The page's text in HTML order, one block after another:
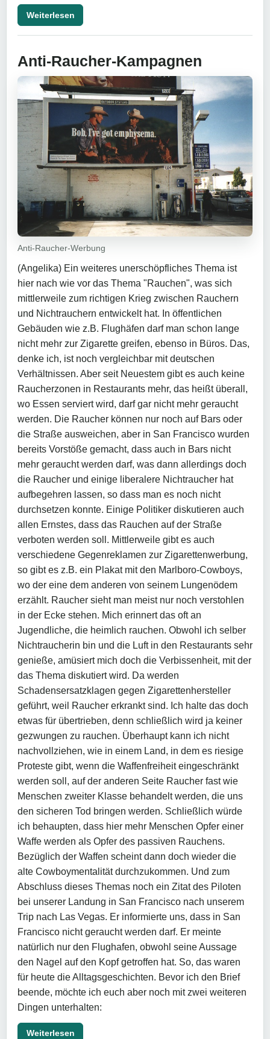
Weiterlesen
Anti-Raucher-Kampagnen
Anti-Raucher-Werbung
(Angelika) Ein weiteres unerschöpfliches Thema ist
hier nach wie vor das Thema "Rauchen", was sich
mittlerweile zum richtigen Krieg zwischen Rauchern
und Nichtrauchern entwickelt hat. In öffentlichen
Gebäuden wie z.B. Flughäfen darf man schon lange
nicht mehr zur Zigarette greifen, ebenso in Büros. Das,
denke ich, ist noch vergleichbar mit deutschen
Verhältnissen. Aber seit Neuestem gibt es auch keine
Raucherzonen in Restaurants mehr, das heißt überall,
wo Essen serviert wird, darf gar nicht mehr geraucht
werden. Die Raucher können nur noch auf Bars oder
die Straße ausweichen, aber in San Francisco wurden
bereits Vorstöße gemacht, dass auch in Bars nicht
mehr geraucht werden darf, was dann allerdings doch
die Raucher und einige liberalere Nichtraucher hat
aufbegehren lassen, so dass man es noch nicht
durchsetzen konnte. Einige Politiker diskutieren auch
allen Ernstes, dass das Rauchen auf der Straße
verboten werden soll. Mittlerweile gibt es auch
verschiedene Gegenreklamen zur Zigarettenwerbung,
so gibt es z.B. ein Plakat mit den Marlboro-Cowboys,
wo der eine dem anderen von seinem Lungenödem
erzählt. Raucher sieht man meist nur noch verstohlen
in der Ecke stehen. Mich erinnert das oft an
Jugendliche, die heimlich rauchen. Obwohl ich selber
Nichtraucherin bin und die Luft in den Restaurants sehr
genieße, amüsiert mich doch die Verbissenheit, mit der
das Thema diskutiert wird. Da werden
Schadensersatzklagen gegen Zigarettenhersteller
geführt, weil Raucher erkrankt sind. Ich halte das doch
etwas für übertrieben, denn schließlich wird ja keiner
gezwungen zu rauchen. Überhaupt kann ich nicht
nachvollziehen, wie in einem Land, in dem es riesige
Proteste gibt, wenn die Waffenfreiheit eingeschränkt
werden soll, auf der anderen Seite Raucher fast wie
Menschen zweiter Klasse behandelt werden, die uns
den sicheren Tod bringen werden. Schließlich würde
ich behaupten, dass hier mehr Menschen Opfer einer
Waffe werden als Opfer des passiven Rauchens.
Bezüglich der Waffen scheint dann doch wieder die
alte Cowboymentalität durchzukommen. Und zum
Abschluss dieses Themas noch ein Zitat des Piloten
bei unserer Landung in San Francisco nach unserem
Trip nach Las Vegas. Er informierte uns, dass in San
Francisco nicht geraucht werden darf. Er meinte
natürlich nur den Flughafen, obwohl seine Aussage
den Nagel auf den Kopf getroffen hat. So, das waren
für heute die Alltagsgeschichten. Bevor ich den Brief
beende, möchte ich euch aber noch mit zwei weiteren
Dingen unterhalten:
Weiterlesen